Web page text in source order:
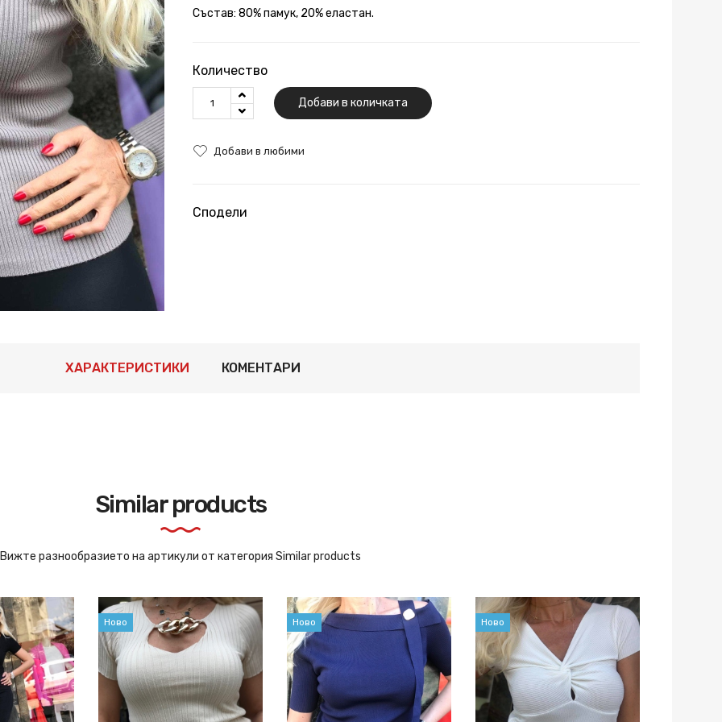
Състав: 80% памук, 20% еластан.
Количество
Добави в количката
Добави в любими
Сподели
ХАРАКТЕРИСТИКИ КОМЕНТАРИ
Similar products
Вижте разнообразието на артикули от категория Similar products
Ново Ново Ново